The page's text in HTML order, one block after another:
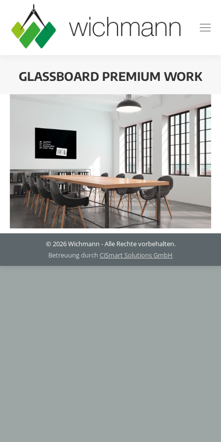
GLASSBOARD PREMIUM WORK
© 2026 Wichmann - Alle Rechte vorbehalten.
Betreuung durch CiSmart Solutions GmbH